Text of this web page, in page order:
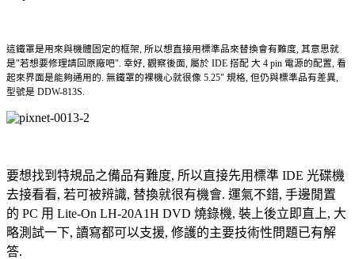
這鐵罩是用來與機體固定的框架, 所以想直接用標準品來替換會有難度, 其意思就
是"若想要修理請回原廠吧". 幸好, 觀察後面, 屬於 IDE 搭配 大 4 pin 電源的配置, 看
起來界面是能夠通用的. 無鐵罩的裸機心就很像 5.25" 規格, 但仍與標準品有差異,
型號是 DDW-813S.
要想找到特規品之備品有難度, 所以直接先用標準 IDE 光碟機
去接看看, 若可被辨識, 替換就很有機會. 運氣不錯, 手邊閒置
的 PC 用 Lite-On LH-20A1H DVD 燒錄機, 裝上後立即直上, 大
略測試一下, 讀寫都可以支援, 修護的主要技術性問題已有解
答.